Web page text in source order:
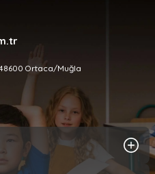
Ortaca/Muğla